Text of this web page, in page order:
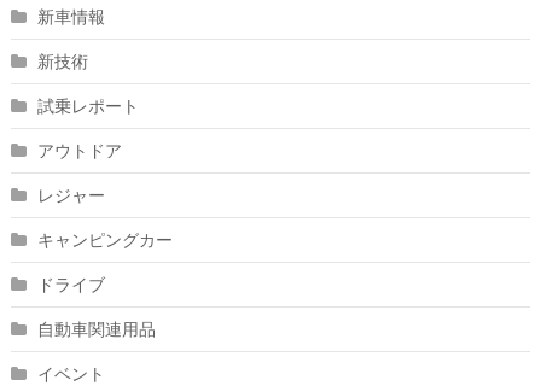
新車情報
新技術
試乗レポート
アウトドア
レジャー
キャンピングカー
ドライブ
自動車関連用品
イベント